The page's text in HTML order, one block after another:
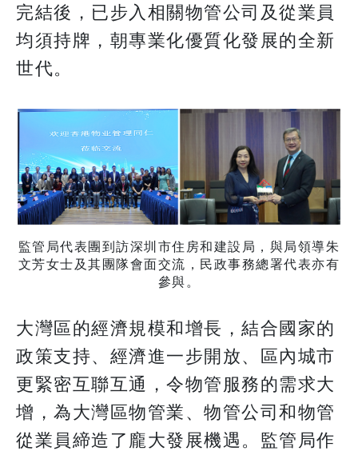
完結後，已步入相關物管公司及從業員
均須持牌，朝專業化優質化發展的全新
世代。
監管局代表團到訪深圳市住房和建設局，與局領導朱
文芳女士及其團隊會面交流，民政事務總署代表亦有
參與。
大灣區的經濟規模和增長，結合國家的
政策支持、經濟進一步開放、區內城市
更緊密互聯互通，令物管服務的需求大
增，為大灣區物管業、物管公司和物管
從業員締造了龐大發展機遇。監管局作